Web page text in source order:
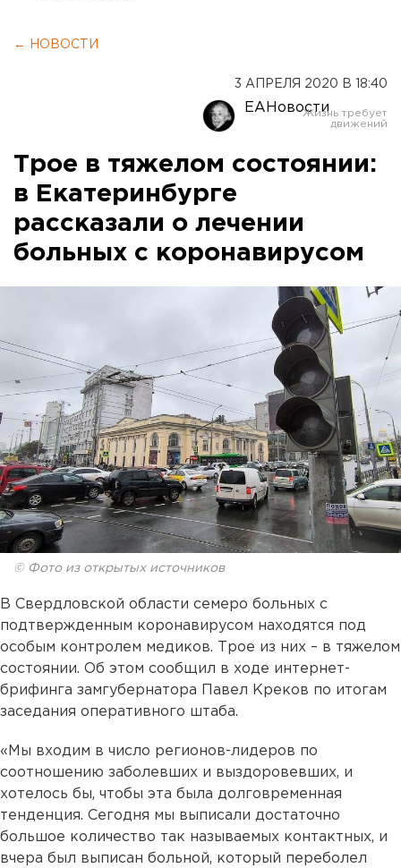
← НОВОСТИ
3 АПРЕЛЯ 2020 В 18:40
ЕАНовости
Трое в тяжелом состоянии:
в Екатеринбурге
рассказали о лечении
больных с коронавирусом
© Фото из открытых источников
В Свердловской области семеро больных с
подтвержденным коронавирусом находятся под
особым контролем медиков. Трое из них – в тяжелом
состоянии. Об этом сообщил в ходе интернет-
брифинга замгубернатора Павел Креков по итогам
заседания оперативного штаба.
«Мы входим в число регионов-лидеров по
соотношению заболевших и выздоровевших, и
хотелось бы, чтобы эта была долговременная
тенденция. Сегодня мы выписали достаточно
большое количество так называемых контактных, и
вчера был выписан больной, который переболел